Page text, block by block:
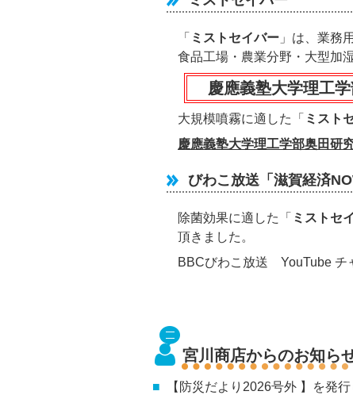
「 ミストセイバー 」は、業務
食品工場・農業分野・大型加
慶應義塾大学理工
大規模噴霧に適した「 ミスト
慶應義塾大学理工学部奥田
びわこ放送「滋賀経済
除菌効果に適した「 ミストセ
頂きました。
BBCびわこ放送 YouTube チ
宮川商店からのお知ら
【防災だより2026号外 】を発